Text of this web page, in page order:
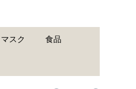
マスク 食品